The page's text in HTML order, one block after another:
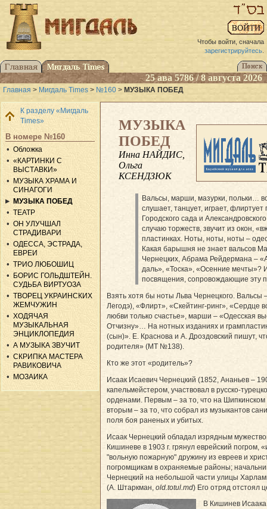
Чтобы войти, сначала
зарегистрируйтесь.
25 ава 5786 / 8 августа 2026
Главная > Мигдаль Times > №160 > МУЗЫКА ПОБЕД
К разделу «Мигдаль
Times»
В номере №160
Обложка
«КАРТИНКИ С
ВЫСТАВКИ»
МУЗЫКА ХРАМА И
СИНАГОГИ
МУЗЫКА ПОБЕД
ТЕАТР
ОН УЛУЧШАЛ
СТРАДИВАРИ
ОДЕССА, ЭСТРАДА,
ЕВРЕИ
ТРИО ЛЮБОШИЦ
БОРИС ГОЛЬДШТЕЙН.
СУДЬБА ВИРТУОЗА
ТВОРЕЦ УКРАИНСКИХ
ЖЕМЧУЖИН
ХОДЯЧАЯ
МУЗЫКАЛЬНАЯ
ЭНЦИКЛОПЕДИЯ
А МУЗЫКА ЗВУЧИТ
СКРИПКА МАСТЕРА
РАВИКОВИЧА
МОЗАИКА
МУЗЫКА
ПОБЕД
Инна НАЙДИС,
Ольга
КСЕНДЗЮК
Вальсы, марши, мазурки, польки…
слушает, танцует, играет,
Городского сада и
случаю торжеств, звучит из окон,
пластинках. Ноты, ноты, ноты –
Какая барышня не знает вальсов
Чернецких, Абрама Рейдермана –
даль», «Тоска», «Осенние мечты»?
посвящения, сопровождающие эту
Взять хотя бы ноты Льва Чернецкого.
Легодэ), «Флирт», «Скейтинг-ринг», «Сердце
любви только счастье», марши – «Одесская
Отчизну»… На нотных изданиях и
(сын)». Е. Краснова и А. Дроздовский пишут,
родителя» (МТ №138).
Кто же этот «родитель»?
Исаак Исаевич Чернецкий (1852, Ананьев –
капельмейстером, участвовал в русско-
орденами. Первым – за то, что на Шипкинском
вторым – за то, что собрал из музыкантов
поля боя раненых и убитых.
Исаак Чернецкий обладал изрядным
Кишиневе в 1903 г. грянул еврейский погром,
"вольную пожарную" дружину из евреев и
погромщикам в охраняемые районы;
Чернецкий на небольшой части улицы
(А. Штаркман, old.totul.md) Его отряд отстоял
В Кишинев Исаака